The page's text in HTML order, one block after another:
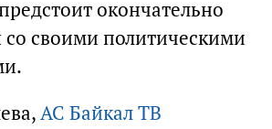
окончательно
со своими политическими
АС Байкал ТВ